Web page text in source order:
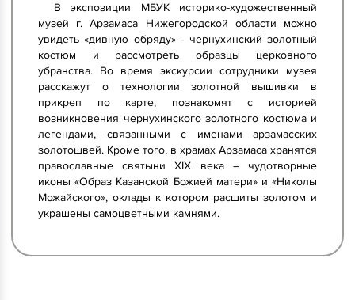
В экспозиции МБУК историко-художественный
музей г. Арзамаса Нижегородской области можно
увидеть «дивную обряду» - чернухинский золотный
костюм и рассмотреть образцы церковного
убранства. Во время экскурсии сотрудники музея
расскажут о технологии золотной вышивки в
прикреп по карте, познакомят с историей
возникновения чернухинского золотного костюма и
легендами, связанными с именами арзамасских
золотошвей. Кроме того, в храмах Арзамаса хранятся
православные святыни XIX века – чудотворные
иконы «Образ Казанской Божией матери» и «Николы
Можайского», оклады к котором расшиты золотом и
украшены самоцветными камнями.